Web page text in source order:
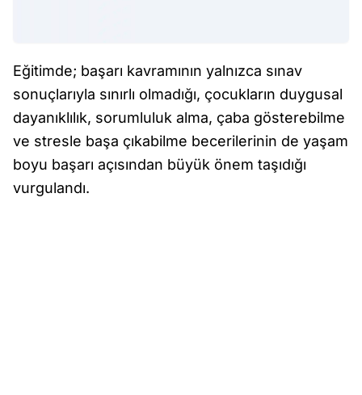
Eğitimde; başarı kavramının yalnızca sınav
sonuçlarıyla sınırlı olmadığı, çocukların duygusal
dayanıklılık, sorumluluk alma, çaba gösterebilme
ve stresle başa çıkabilme becerilerinin de yaşam
boyu başarı açısından büyük önem taşıdığı
vurgulandı.